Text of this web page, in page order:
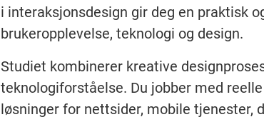
i interaksjonsdesign gir deg en praktisk
brukeropplevelse, teknologi og design.
Studiet kombinerer kreative
teknologiforståelse. Du jobber med
løsninger for nettsider, mobile tjenester,